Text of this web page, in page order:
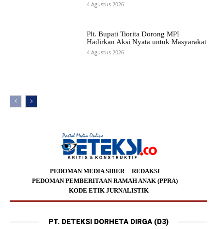
4 Agustus 2026
Plt. Bupati Tiorita Dorong MPI
Hadirkan Aksi Nyata untuk Masyarakat
4 Agustus 2026
PEDOMAN MEDIA SIBER
REDAKSI
PEDOMAN PEMBERITAAN RAMAH ANAK (PPRA)
KODE ETIK JURNALISTIK
PT. DETEKSI DORHETA DIRGA (D3)